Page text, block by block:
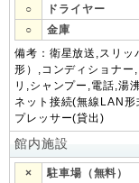
○
ドライヤー
○
金庫
備考：衛星放送,スリッ
形）,コンディショナー
リ,シャンプー,電話,湯
ネット接続(無線LAN
プレッサー(貸出)
館内施設
× 駐車場（無料）